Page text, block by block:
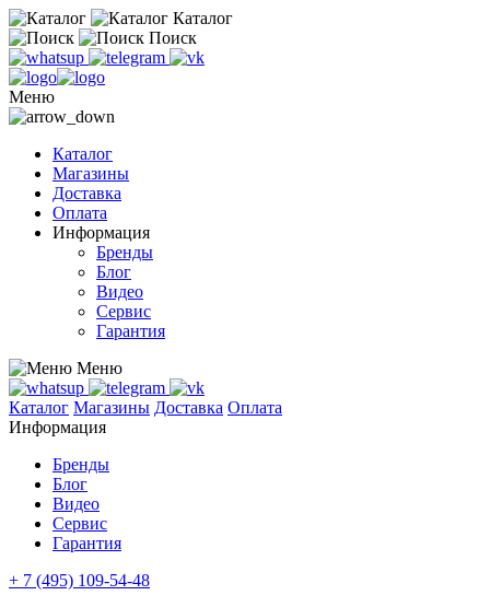
Каталог
Поиск
Меню
Каталог
Магазины
Доставка
Оплата
Информация
Бренды
Блог
Видео
Сервис
Гарантия
Меню
Каталог Магазины Доставка Оплата
Информация
Бренды
Блог
Видео
Сервис
Гарантия
+ 7 (495) 109-54-48